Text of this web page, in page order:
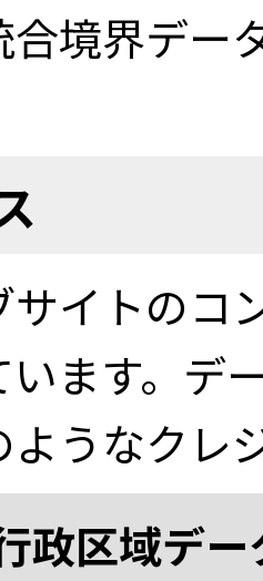
合境界デー
サイトのコ
ます。デ
ようなクレ
政区域デ